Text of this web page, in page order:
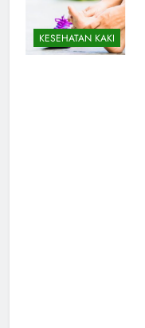
KESEHATAN KAKI